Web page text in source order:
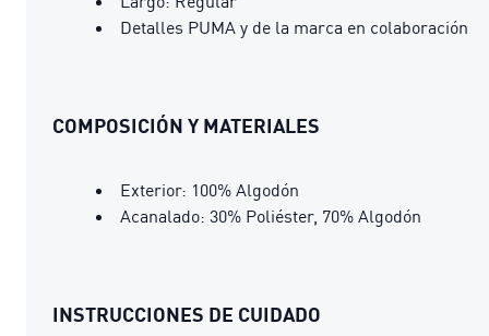
Detalles PUMA y de la marca en colaboración
COMPOSICIÓN Y MATERIALES
Exterior: 100% Algodón
Acanalado: 30% Poliéster, 70% Algodón
INSTRUCCIONES DE CUIDADO